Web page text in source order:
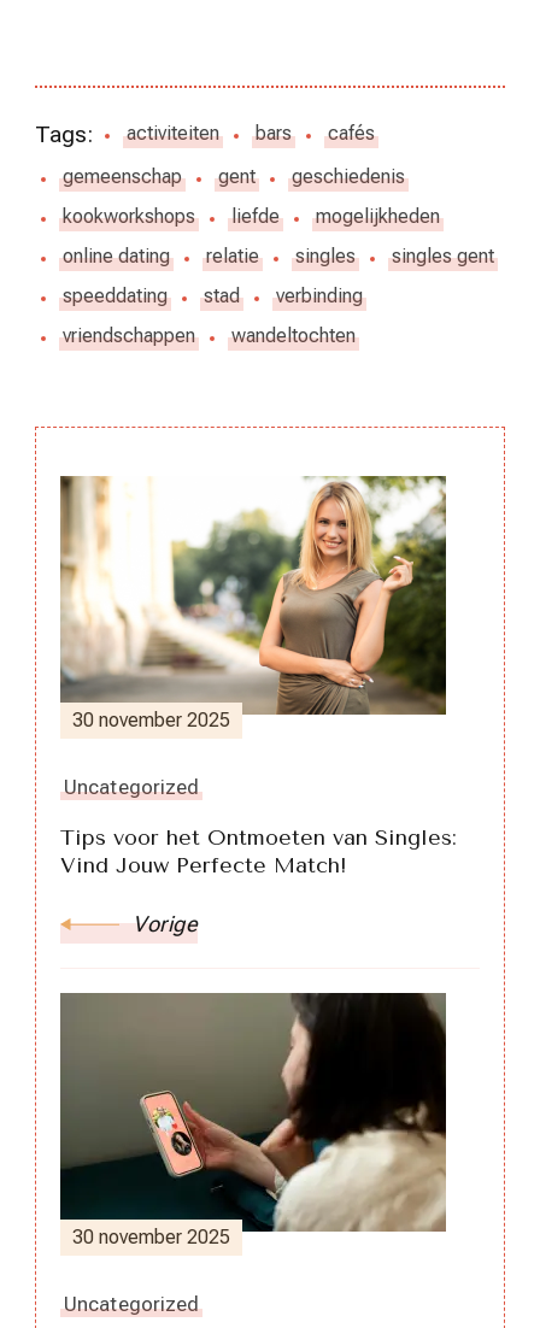
Tags: activiteiten bars
cafés
gemeenschap
gent
geschiedenis
kookworkshops
liefde
mogelijkheden
online dating
relatie singles
singles gent
speeddating
stad
verbinding
vriendschappen
wandeltochten
Berichtnavigatie
30 november 2025
Uncategorized
Tips voor het Ontmoeten van Singles:
Vind Jouw Perfecte Match!
Vorige
30 november 2025
Uncategorized